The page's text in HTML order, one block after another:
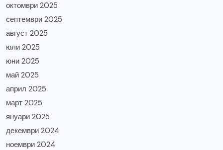
октомври 2025
септември 2025
август 2025
юли 2025
юни 2025
май 2025
април 2025
март 2025
януари 2025
декември 2024
ноември 2024